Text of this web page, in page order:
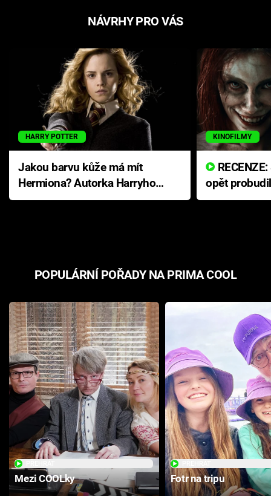
NÁVRHY PRO VÁS
HARRY POTTER
Jakou barvu kůže má mít
Hermiona? Autorka Harryho
Pottera přišla s ráznou
KINOFILMY
opět
přichází s
POPULÁRNÍ POŘADY NA PRIMA COOL
Mezi COOLky Fotr na tripu